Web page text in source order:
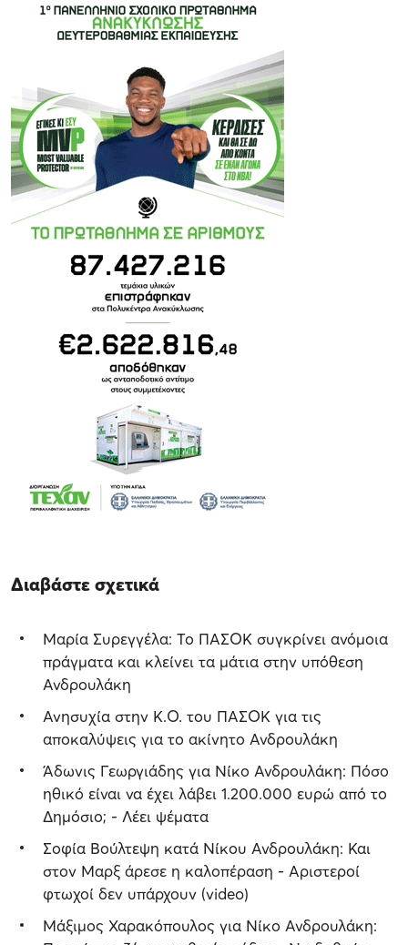
Διαβάστε σχετικά
Μαρία Συρεγγέλα: Το ΠΑΣΟΚ συγκρίνει ανόμοια
πράγματα και κλείνει τα μάτια στην υπόθεση
Ανδρουλάκη
Ανησυχία στην Κ.Ο. του ΠΑΣΟΚ για τις
αποκαλύψεις για το ακίνητο Ανδρουλάκη
Άδωνις Γεωργιάδης για Νίκο Ανδρουλάκη: Πόσο
ηθικό είναι να έχει λάβει 1.200.000 ευρώ από το
Δημόσιο; - Λέει ψέματα
Σοφία Βούλτεψη κατά Νίκου Ανδρουλάκη: Και
στον Μαρξ άρεσε η καλοπέραση - Αριστεροί
φτωχοί δεν υπάρχουν (video)
Μάξιμος Χαρακόπουλος για Νίκο Ανδρουλάκη: